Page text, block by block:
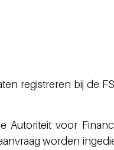
registreren bij de
Autoriteit voor
worden